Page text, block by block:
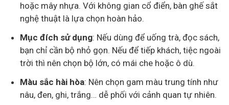
hoặc mây nhựa. Với không gian cổ điển, bàn ghế sắt
nghệ thuật là lựa chọn hoàn hảo.
Mục đích sử dụng: Nếu dùng để uống trà, đọc sách,
bạn chỉ cần bộ nhỏ gọn. Nếu để tiếp khách, tiệc ngoài
trời thì nên chọn bộ lớn, có mái che hoặc ô dù.
Màu sắc hài hòa: Nên chọn gam màu trung tính như
nâu, đen, ghi, trắng… dễ phối với cảnh quan tự nhiên.